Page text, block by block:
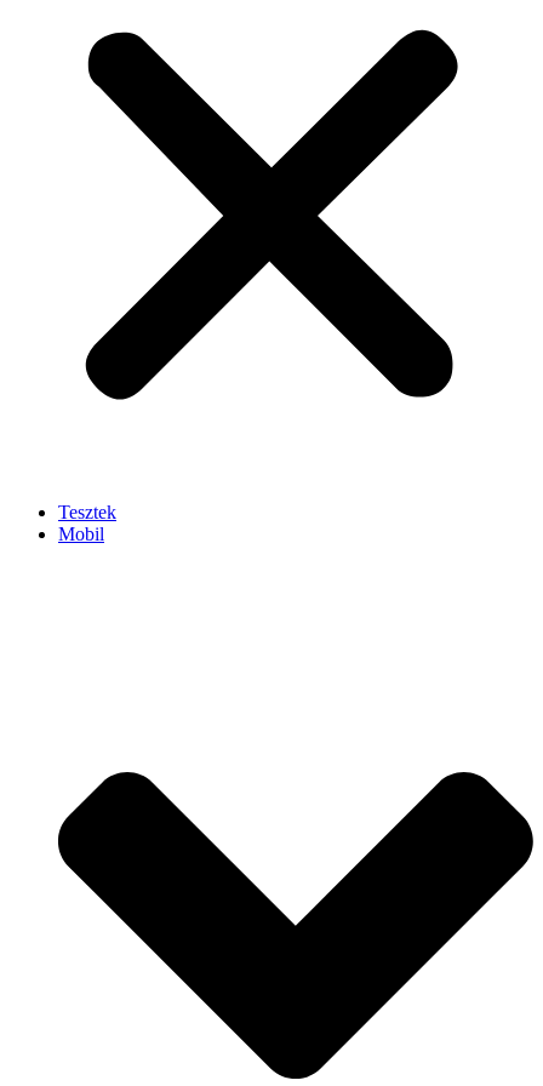
Tesztek
Mobil